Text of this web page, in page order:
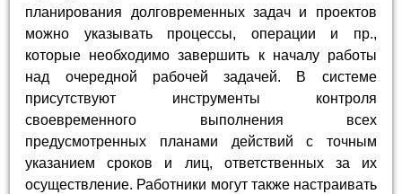
планирования долговременных задач и проектов
можно указывать процессы, операции и пр.,
которые необходимо завершить к началу работы
над очередной рабочей задачей. В системе
присутствуют инструменты контроля
своевременного выполнения всех
предусмотренных планами действий с точным
указанием сроков и лиц, ответственных за их
осуществление. Работники могут также настраивать